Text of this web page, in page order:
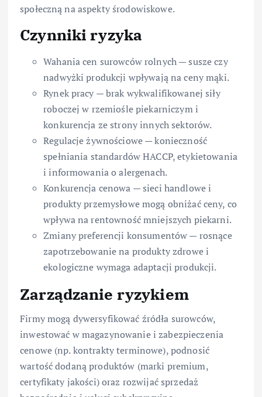
społeczną na aspekty środowiskowe.
Czynniki ryzyka
Wahania cen surowców rolnych — susze czy
nadwyżki produkcji wpływają na ceny mąki.
Rynek pracy — brak wykwalifikowanej siły
roboczej w rzemiośle piekarniczym i
konkurencja ze strony innych sektorów.
Regulacje żywnościowe — konieczność
spełniania standardów HACCP, etykietowania
i informowania o alergenach.
Konkurencja cenowa — sieci handlowe i
produkty przemysłowe mogą obniżać ceny, co
wpływa na rentowność mniejszych piekarni.
Zmiany preferencji konsumentów — rosnące
zapotrzebowanie na produkty zdrowe i
ekologiczne wymaga adaptacji produkcji.
Zarządzanie ryzykiem
Firmy mogą dywersyfikować źródła surowców,
inwestować w magazynowanie i zabezpieczenia
cenowe (np. kontrakty terminowe), podnosić
wartość dodaną produktów (marki premium,
certyfikaty jakości) oraz rozwijać sprzedaż